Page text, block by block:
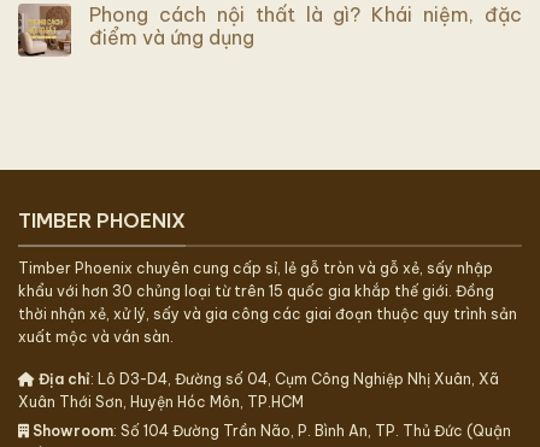
Phong cách nội thất là gì? Khái niệm, đặc
điểm và ứng dụng
TIMBER PHOENIX
Timber Phoenix chuyên cung cấp sỉ, lẻ gỗ tròn và gỗ xẻ, sấy nhập
khẩu với hơn 30 chủng loại từ trên 15 quốc gia khắp thế giới. Đồng
thời nhận xẻ, xử lý, sấy và gia công các giai đoạn thuộc quy trình sản
xuất mộc và ván sàn.
Địa chỉ: Lô D3-D4, Đường số 04, Cụm Công Nghiệp Nhị Xuân, Xã
Xuân Thới Sơn, Huyện Hóc Môn, TP.HCM
Showroom: Số 104 Đường Trần Não, P. Bình An, TP. Thủ Đức (Quận